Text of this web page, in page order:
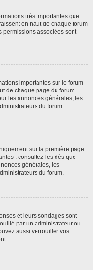
très importantes que
en haut de chaque forum
permissions associées sont
importantes sur le forum
de chaque page du forum
les annonces générales, les
du forum.
sur la première page
: consultez-les dès que
générales, les
du forum.
et leurs sondages sont
par un administrateur ou
aussi verrouiller vos